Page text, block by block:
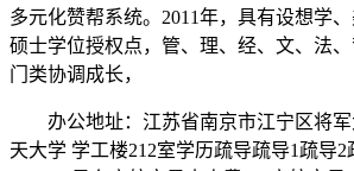
多元化赞帮系统。2011年，具有设想学
硕士学位授权点，管、理、经、文、法
门类协调成长，
办公地址：江苏省南京市江宁区将军
天大学 学工楼212室学历疏导疏导1疏导2